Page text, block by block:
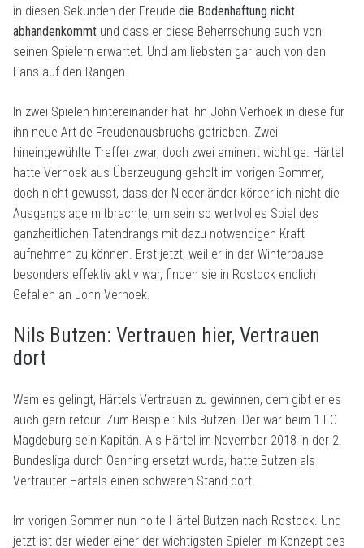
in diesen Sekunden der Freude die Bodenhaftung nicht
abhandenkommt und dass er diese Beherrschung auch von
seinen Spielern erwartet. Und am liebsten gar auch von den
Fans auf den Rängen.
In zwei Spielen hintereinander hat ihn John Verhoek in diese für
ihn neue Art de Freudenausbruchs getrieben. Zwei
hineingewühlte Treffer zwar, doch zwei eminent wichtige. Härtel
hatte Verhoek aus Überzeugung geholt im vorigen Sommer,
doch nicht gewusst, dass der Niederländer körperlich nicht die
Ausgangslage mitbrachte, um sein so wertvolles Spiel des
ganzheitlichen Tatendrangs mit dazu notwendigen Kraft
aufnehmen zu können. Erst jetzt, weil er in der Winterpause
besonders effektiv aktiv war, finden sie in Rostock endlich
Gefallen an John Verhoek.
Nils Butzen: Vertrauen hier, Vertrauen
dort
Wem es gelingt, Härtels Vertrauen zu gewinnen, dem gibt er es
auch gern retour. Zum Beispiel: Nils Butzen. Der war beim 1.FC
Magdeburg sein Kapitän. Als Härtel im November 2018 in der 2.
Bundesliga durch Oenning ersetzt wurde, hatte Butzen als
Vertrauter Härtels einen schweren Stand dort.
Im vorigen Sommer nun holte Härtel Butzen nach Rostock. Und
jetzt ist der wieder einer der wichtigsten Spieler im Konzept des